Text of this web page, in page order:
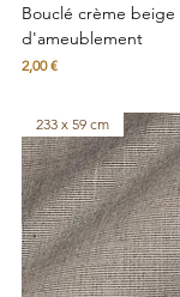
Bouclé crème
d'ameublement
Prix
2,00 €
233 x 59 cm